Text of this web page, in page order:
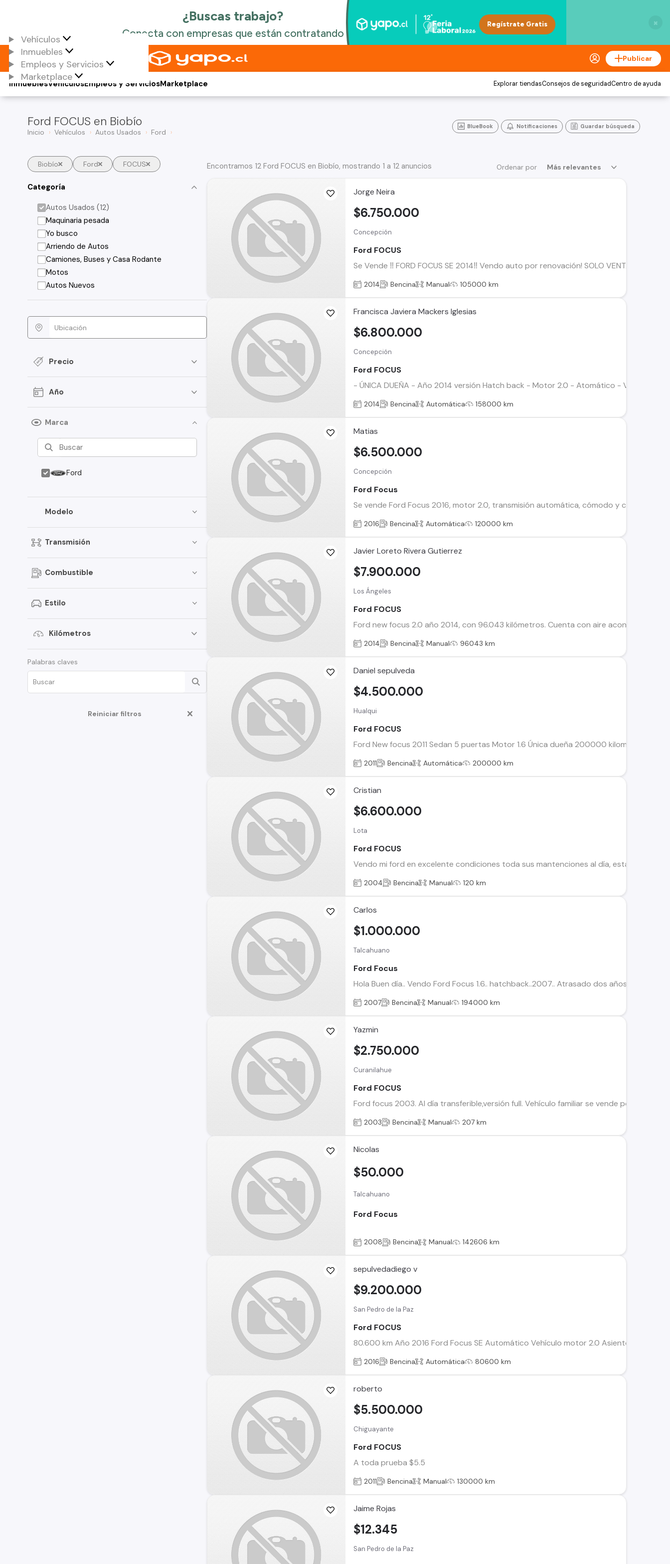
×
Vehículos
Inmuebles
Empleos y Servicios
Marketplace
Publicar
Vehículos
Inmuebles Empleos y ServiciosMarketplace Explorar tiendasConsejos de seguridadCentro de ayuda
Ford FOCUS en Biobío
Inicio Vehículos Autos Usados Ford
BlueBook Notificaciones Guardar búsqueda
Biobío Ford FOCUS
Categoría
Autos Usados (12)
Maquinaria pesada
Yo busco
Arriendo de Autos
Camiones, Buses y Casa Rodante
Motos
Autos Nuevos
Precio
Año
Marca
Ford
Modelo
Transmisión
Combustible
Estilo
Kilómetros
Palabras claves
Reiniciar filtros
Ordenar por Más relevantes
Encontramos 12 Ford FOCUS en Biobío, mostrando 1 a 12 anuncios
Jorge Neira
Concepción
Ford FOCUS
Se Vende ‼️ FORD FOCUS SE 2014‼️ Vendo auto por renovación! SOLO VENTA, NO
$6.750.000
2014 Bencina Manual 105000 km
Francisca Javiera Mackers Iglesias
Concepción
Ford FOCUS
- ÚNICA DUEÑA - Año 2014 versión Hatch back - Motor 2.0 - Atomático - Versión
$6.800.000
2014 Bencina Automática 158000 km
Matias
Concepción
Ford Focus
Se vende Ford Focus 2016, motor 2.0, transmisión automática, cómodo y confiable
$6.500.000
2016 Bencina Automática 120000 km
Javier Loreto Rivera Gutierrez
Los Ángeles
Ford FOCUS
Ford new focus 2.0 año 2014, con 96.043 kilómetros. Cuenta con aire
$7.900.000
2014 Bencina Manual 96043 km
Daniel sepulveda
Hualqui
Ford FOCUS
Ford New focus 2011 Sedan 5 puertas Motor 1.6 Única dueña 200000 kilometros
$4.500.000
2011 Bencina Automática 200000 km
Cristian
Lota
Ford FOCUS
Vendo mi ford en excelente condiciones toda sus mantenciones al día, esta joya
$6.600.000
2004 Bencina Manual 120 km
Carlos
Talcahuano
Ford Focus
Hola Buen día.. Vendo Ford Focus 1.6.. hatchback..2007.. Atrasado dos años.. En
$1.000.000
2007 Bencina Manual 194000 km
Yazmin
Curanilahue
Ford FOCUS
Ford focus 2003. Al día transferible,versión full. Vehículo familiar se vende por
$2.750.000
2003 Bencina Manual 207 km
Nicolas
Talcahuano
Ford Focus
$50.000
2008 Bencina Manual 142606 km
sepulvedadiego v
San Pedro de la Paz
Ford FOCUS
80.600 km Año 2016 Ford Focus SE Automático Vehículo motor 2.0 Asientos de
$9.200.000
2016 Bencina Automática 80600 km
roberto
Chiguayante
Ford FOCUS
A toda prueba $5.5
$5.500.000
2011 Bencina Manual 130000 km
Jaime Rojas
San Pedro de la Paz
$12.345